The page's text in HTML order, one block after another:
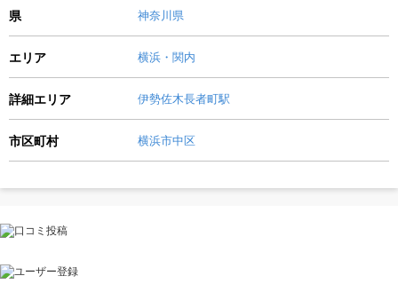
県 神奈川県
エリア 横浜・関内
詳細エリア 伊勢佐木長者町駅
市区町村 横浜市中区